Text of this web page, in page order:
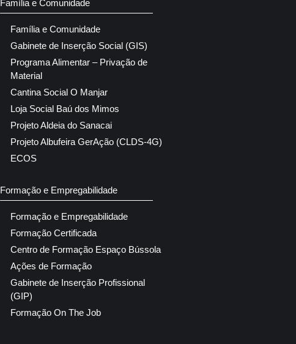
Família e Comunidade
Família e Comunidade
Gabinete de Inserção Social (GIS)
Programa Alimentar – Privação de
Material
Cantina Social O Manjar
Loja Social Baú dos Mimos
Projeto Aldeia do Sanacai
Projeto Albufeira GerAção (CLDS-4G)
ECOS
Formação e Empregabilidade
Formação e Empregabilidade
Formação Certificada
Centro de Formação Espaço Bússola
Ações de Formação
Gabinete de Inserção Profissional
(GIP)
Formação On The Job